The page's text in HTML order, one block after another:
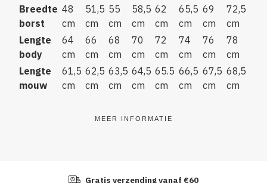
Breedte
borst
48
cm
51,5
cm
55
cm
58,5
cm
62
cm
65,5
cm
69
cm
72,5
cm
Lengte
body
64
cm
66
cm
68
cm
70
cm
72
cm
74
cm
76
cm
78
cm
Lengte
mouw
61,5
cm
62,5
cm
63,5
cm
64,5
cm
65.5
cm
66,5
cm
67,5
cm
68,5
cm
MEER INFORMATIE
Gratis verzending vanaf €60